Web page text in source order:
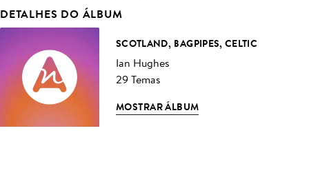
DETALHES DO ÁLBUM
SCOTLAND, BAGPIPES, CELTIC
Ian Hughes
29 Temas
MOSTRAR ÁLBUM